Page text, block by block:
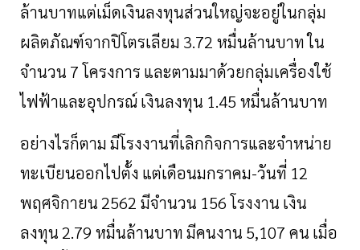
ล้านบาทแต่เม็ดเงินลงทุนส่วนใหญ่จะอยู่ในกลุ่ม
ผลิตภัณฑ์จากปิโตรเลียม 3.72 หมื่นล้านบาทใน
จำนวน 7โครงการ และตามมาด้วยกลุ่มเครื่องใช้
ไฟฟ้าและอุปกรณ์เงินลงทุน 1.45 หมื่นล้านบาท
อย่างไรก็ตามมีโรงงานที่เลิกกิจการและจำหน่าย
ทะเบียนออกไปตั้ง แต่เดือนมกราคม-วันที่ 12
พฤศจิกายน2562 มีจำนวน 156โรงงาน เงิน
ลงทุน2.79 หมื่นล้านบาทมีคนงาน 5,107 คน เมื่อ